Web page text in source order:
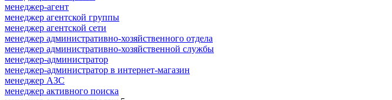
менеджер-агент
менеджер агентской группы
менеджер агентской сети
менеджер административно-хозяйственного отдела
менеджер административно-хозяйственной службы
менеджер-администратор
менеджер-администратор в интернет-магазин
менеджер АЗС
менеджер активного поиска